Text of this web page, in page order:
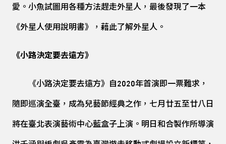
愛。小魚試圖用各種方法趕走外星人，最後發現了一本
《外星人使用說明書》，藉此了解外星人。
《小路決定要去遠方》
《小路決定要去遠方》自2020年首演即一票難求，
隨即巡演全臺，成為兒藝節經典之作，七月廿五至廿八日
將在臺北表演藝術中心藍盒子上演。明日和合製作所導演